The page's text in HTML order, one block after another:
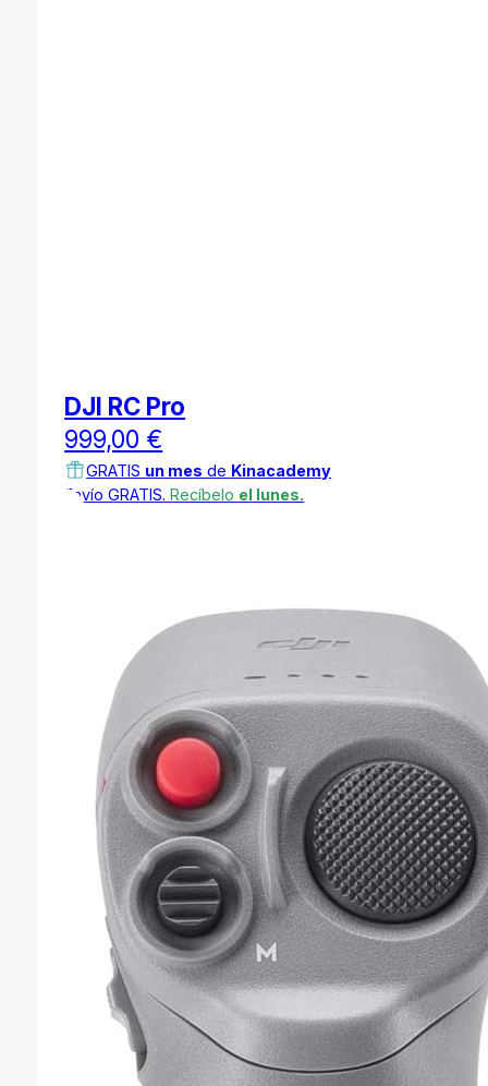
DJI RC Pro
999,00 €
GRATIS un mes de Kinacademy
Envío GRATIS. Recíbelo el lunes.